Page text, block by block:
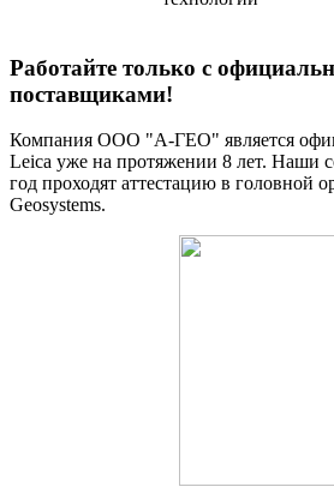
Работайте только с
поставщиками!
Компания ООО "А-ГЕО" является
Leica уже на протяжении 8 лет. Наши
год проходят аттестацию в головной
Geosystems.